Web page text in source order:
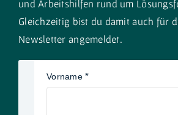
und Arbeitshilfen rund um
Gleichzeitig bist du damit auch für
Newsletter angemeldet.
Vorname